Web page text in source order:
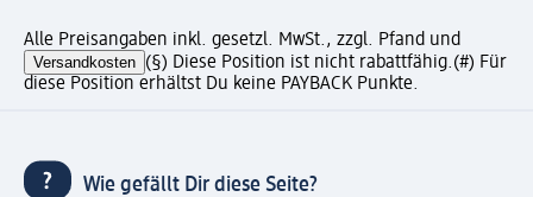
Alle Preisangaben inkl. gesetzl. MwSt., zzgl. Pfand und
Versandkosten (§) Diese Position ist nicht rabattfähig.(#) Für
diese Position erhältst Du keine PAYBACK Punkte.
Wie gefällt Dir diese Seite?